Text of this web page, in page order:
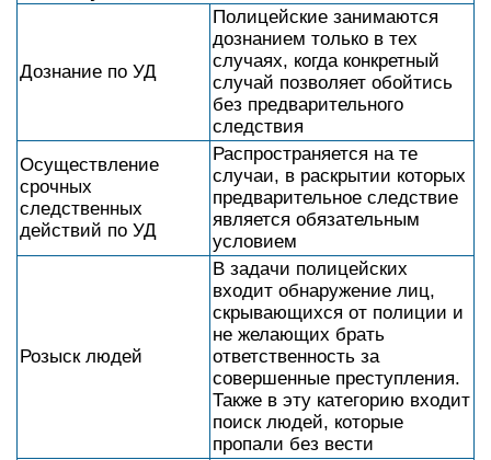
Дознание по УД
Полицейские занимаются
дознанием только в тех
случаях, когда конкретный
случай позволяет обойтись
без предварительного
следствия
Осуществление
срочных
следственных
действий по УД
Распространяется на те
случаи, в раскрытии которых
предварительное следствие
является обязательным
условием
Розыск людей
В задачи полицейских
входит обнаружение лиц,
скрывающихся от полиции и
не желающих брать
ответственность за
совершенные преступления.
Также в эту категорию входит
поиск людей, которые
пропали без вести